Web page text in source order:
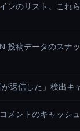
ンのリスト。これ
投稿データのスナ
返信した」検出キ
メントのキャッシュ